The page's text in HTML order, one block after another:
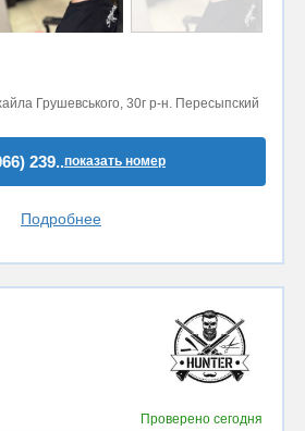
Грушевського, 30г р-н. Пересыпский
239..показать номер
Подробнее
Проверено сегодня